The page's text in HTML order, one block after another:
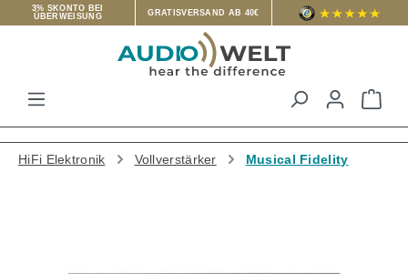
3% SKONTO BEI
ÜBERWEISUNG
GRATISVERSAND AB 40€
HiFi Elektronik Vollverstärker Musical Fidelity